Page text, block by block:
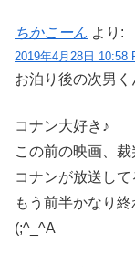
ちかこーん より:
2019年4月28日 10:58
お泊り後の次男く
コナン大好き♪
この前の映画、
コナンが放送して
もう前半かなり
(;^_^A